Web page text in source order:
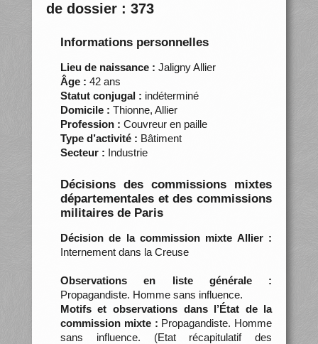
de dossier : 373
Informations personnelles
Lieu de naissance : Jaligny Allier
Âge : 42 ans
Statut conjugal : indéterminé
Domicile : Thionne, Allier
Profession : Couvreur en paille
Type d’activité : Bâtiment
Secteur : Industrie
Décisions des commissions mixtes
départementales et des commissions
militaires de Paris
Décision de la commission mixte Allier :
Internement dans la Creuse
Observations en liste générale :
Propagandiste. Homme sans influence.
Motifs et observations dans l’État de la
commission mixte : Propagandiste. Homme
sans influence. (Etat récapitulatif des